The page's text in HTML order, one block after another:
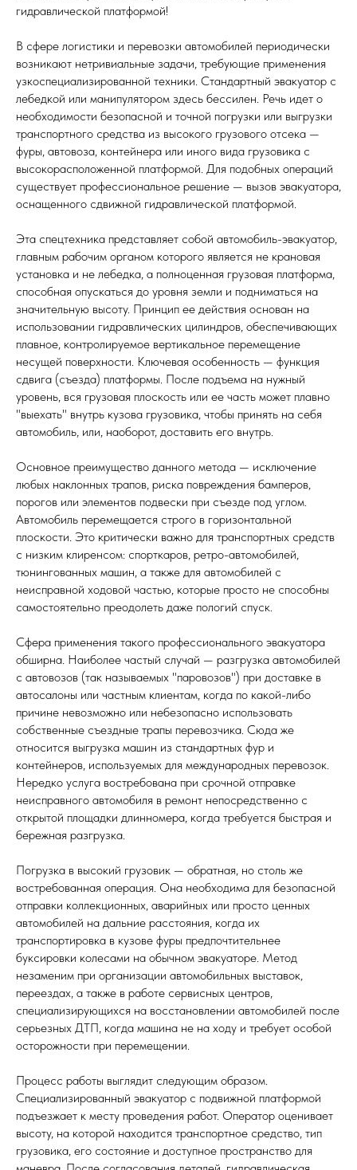
гидравлической платформой!
В сфере логистики и перевозки автомобилей периодически
возникают нетривиальные задачи, требующие применения
узкоспециализированной техники. Стандартный эвакуатор с
лебедкой или манипулятором здесь бессилен. Речь идет о
необходимости безопасной и точной погрузки или выгрузки
транспортного средства из высокого грузового отсека —
фуры, автовоза, контейнера или иного вида грузовика с
высокорасположенной платформой. Для подобных операций
существует профессиональное решение — вызов эвакуатора,
оснащенного сдвижной гидравлической платформой.
Эта спецтехника представляет собой автомобиль-эвакуатор,
главным рабочим органом которого является не крановая
установка и не лебедка, а полноценная грузовая платформа,
способная опускаться до уровня земли и подниматься на
значительную высоту. Принцип ее действия основан на
использовании гидравлических цилиндров, обеспечивающих
плавное, контролируемое вертикальное перемещение
несущей поверхности. Ключевая особенность — функция
сдвига (съезда) платформы. После подъема на нужный
уровень, вся грузовая плоскость или ее часть может плавно
"выехать" внутрь кузова грузовика, чтобы принять на себя
автомобиль, или, наоборот, доставить его внутрь.
Основное преимущество данного метода — исключение
любых наклонных трапов, риска повреждения бамперов,
порогов или элементов подвески при съезде под углом.
Автомобиль перемещается строго в горизонтальной
плоскости. Это критически важно для транспортных средств
с низким клиренсом: спорткаров, ретро-автомобилей,
тюнингованных машин, а также для автомобилей с
неисправной ходовой частью, которые просто не способны
самостоятельно преодолеть даже пологий спуск.
Сфера применения такого профессионального эвакуатора
обширна. Наиболее частый случай — разгрузка автомобилей
с автовозов (так называемых "паровозов") при доставке в
автосалоны или частным клиентам, когда по какой-либо
причине невозможно или небезопасно использовать
собственные съездные трапы перевозчика. Сюда же
относится выгрузка машин из стандартных фур и
контейнеров, используемых для международных перевозок.
Нередко услуга востребована при срочной отправке
неисправного автомобиля в ремонт непосредственно с
открытой площадки длинномера, когда требуется быстрая и
бережная разгрузка.
Погрузка в высокий грузовик — обратная, но столь же
востребованная операция. Она необходима для безопасной
отправки коллекционных, аварийных или просто ценных
автомобилей на дальние расстояния, когда их
транспортировка в кузове фуры предпочтительнее
буксировки колесами на обычном эвакуаторе. Метод
незаменим при организации автомобильных выставок,
переездах, а также в работе сервисных центров,
специализирующихся на восстановлении автомобилей после
серьезных ДТП, когда машина не на ходу и требует особой
осторожности при перемещении.
Процесс работы выглядит следующим образом.
Специализированный эвакуатор с подвижной платформой
подъезжает к месту проведения работ. Оператор оценивает
высоту, на которой находится транспортное средство, тип
грузовика, его состояние и доступное пространство для